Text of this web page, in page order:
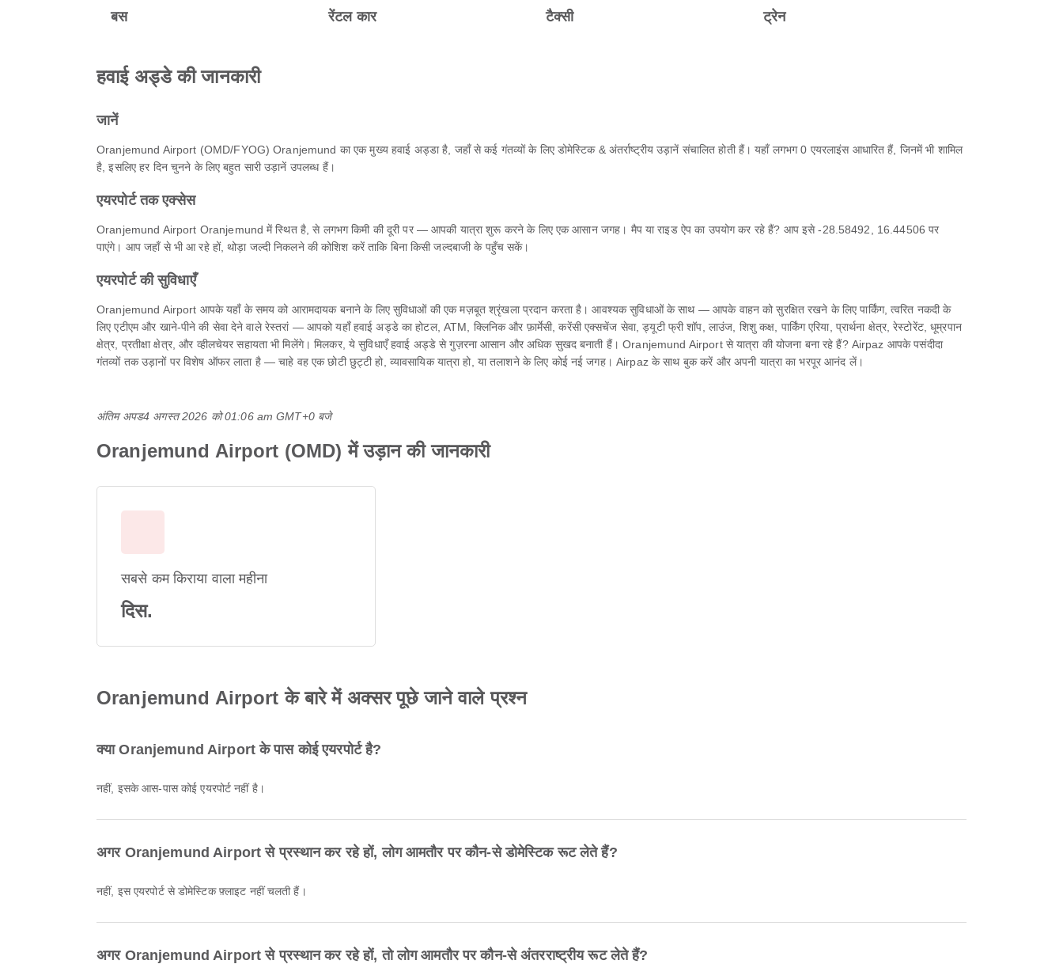
बस रेंटल कार टैक्सी ट्रेन
हवाई अड्डे की जानकारी
जानें
Oranjemund Airport (OMD/FYOG) Oranjemund का एक मुख्य हवाई अड्डा है, जहाँ से कई गंतव्यों के लिए डोमेस्टिक & अंतर्राष्ट्रीय उड़ानें संचालित होती हैं। यहाँ लगभग 0 एयरलाइंस आधारित हैं, जिनमें भी शामिल
है, इसलिए हर दिन चुनने के लिए बहुत सारी उड़ानें उपलब्ध हैं।
एयरपोर्ट तक एक्सेस
Oranjemund Airport Oranjemund में स्थित है, से लगभग किमी की दूरी पर — आपकी यात्रा शुरू करने के लिए एक आसान जगह। मैप या राइड ऐप का उपयोग कर रहे हैं? आप इसे -28.58492, 16.44506 पर
पाएंगे। आप जहाँ से भी आ रहे हों, थोड़ा जल्दी निकलने की कोशिश करें ताकि बिना किसी जल्दबाजी के पहुँच सकें।
एयरपोर्ट की सुविधाएँ
Oranjemund Airport आपके यहाँ के समय को आरामदायक बनाने के लिए सुविधाओं की एक मज़बूत श्रृंखला प्रदान करता है। आवश्यक सुविधाओं के साथ — आपके वाहन को सुरक्षित रखने के लिए पार्किंग, त्वरित नकदी के
लिए एटीएम और खाने-पीने की सेवा देने वाले रेस्तरां — आपको यहाँ हवाई अड्डे का होटल, ATM, क्लिनिक और फ़ार्मेसी, करेंसी एक्सचेंज सेवा, ड्यूटी फ्री शॉप, लाउंज, शिशु कक्ष, पार्किंग एरिया, प्रार्थना क्षेत्र, रेस्टोरेंट, धूम्रपान
क्षेत्र, प्रतीक्षा क्षेत्र, और व्हीलचेयर सहायता भी मिलेंगे। मिलकर, ये सुविधाएँ हवाई अड्डे से गुज़रना आसान और अधिक सुखद बनाती हैं। Oranjemund Airport से यात्रा की योजना बना रहे हैं? Airpaz आपके पसंदीदा
गंतव्यों तक उड़ानों पर विशेष ऑफर लाता है — चाहे वह एक छोटी छुट्टी हो, व्यावसायिक यात्रा हो, या तलाशने के लिए कोई नई जगह। Airpaz के साथ बुक करें और अपनी यात्रा का भरपूर आनंद लें।
अंतिम अपड4 अगस्त 2026 को 01:06 am GMT+0 बजे
Oranjemund Airport (OMD) में उड़ान की जानकारी
सबसे कम किराया वाला महीना
दिस.
Oranjemund Airport के बारे में अक्सर पूछे जाने वाले प्रश्न
क्या Oranjemund Airport के पास कोई एयरपोर्ट है?
नहीं, इसके आस-पास कोई एयरपोर्ट नहीं है।
अगर Oranjemund Airport से प्रस्थान कर रहे हों, लोग आमतौर पर कौन-से डोमेस्टिक रूट लेते हैं?
नहीं, इस एयरपोर्ट से डोमेस्टिक फ़्लाइट नहीं चलती हैं।
अगर Oranjemund Airport से प्रस्थान कर रहे हों, तो लोग आमतौर पर कौन-से अंतरराष्ट्रीय रूट लेते हैं?